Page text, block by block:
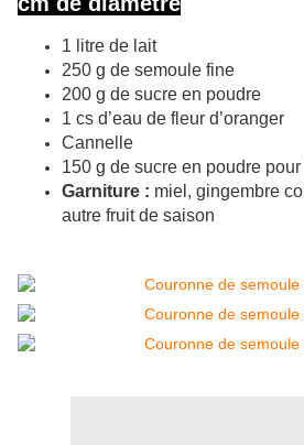
1 litre de lait
250 g de semoule fine
200 g de sucre en poudre
1 cs d’eau de fleur d’oranger
Cannelle
150 g de sucre en poudre pour
Garniture : miel, gingembre
autre fruit de saison